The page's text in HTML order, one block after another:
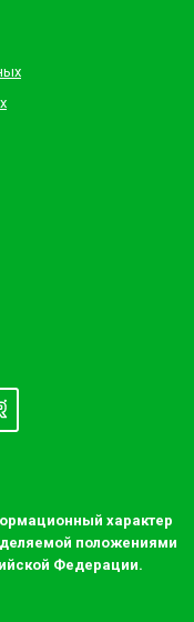
характер
положениями
Федерации.